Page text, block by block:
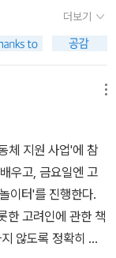
전까지만 해도 그림
괜찮은 모임이라는
면 큰 부담이 되지
할 수 있습니다.
기는 하지만 아무
임에 나와서 자유
그림책은 그림을
림을 보거나 글을
들면 저는 이제
도 바뀌지 않았
군인들이 대신하고
니다.물과 전기는
감시를 받아야 했
들이 더 많아졌습
. p.81 높은 사람들
만, 독재자가 사라
나는 동안 심각한
내었습니다.그 심각
고,세상 사람들에게
의로운 전쟁. 난 있
러는 거겠지.'하는
돌아본다. 평화, 평
이 있는 이야기였
야겠다. 무스타파
'평화라는 건 저 강
무리 강바닥을 파헤
이들이 이어 온 삶을
지탱하던 위태로
터전이어야 글빛이
노래·파란놀(최종
해력》, 《들꽃내음
, 《쉬운 말이 평
》, 《시골에서 살림
hboo
'…원자력 대부 장
article/001/
인 압도적' 외국인
ranking/artic
는 “시골 멧밭 한
“시골논 한 마지
대전 즈음으로 깃들
나 부천이나 의정
‘어깨뿌듯’ 같으
다. 책벌레로서 서
에 들인 돈을 책에
” 우습지(?) 않았을
(아파트)에 눈을 두
러나 날이 가고 해가
울 강남 작은 한
더보기
체 지원 사업'에 참
우고, 금요일엔 고
이터'를 진행한다.
한 고려인에 관한 책
않도록 정확히 구